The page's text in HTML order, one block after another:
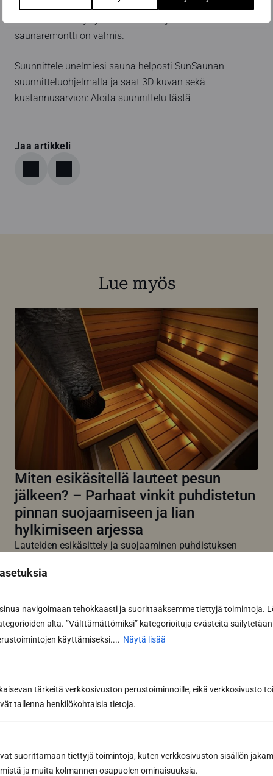
navigoimaan tehokkaasti ja suorittaaksemme tiettyjä toimintoja.
alta. ”Välttämättömiksi” kategorioituja evästeitä säilytetään
käyttämiseksi.... Näytä lisää
tärkeitä verkkosivuston perustoiminnoille, eikä verkkosivusto
tallenna henkilökohtaisia tietoja.
suorittamaan tiettyjä toimintoja, kuten verkkosivuston sisällön
ja muita kolmannen osapuolen ominaisuuksia.
varmistaa, että lopputuloksena on täydellinen paikka
saunaremontti on valmis.
Suunnittele unelmiesi sauna helposti SunSaunan
suunnitteluohjelmalla ja saat 3D-kuvan sekä
kustannusarvion: Aloita suunnittelu tästä
Jaa artikkeli
Lue myös
Miten esikäsitellä lauteet pesun
jälkeen? – Parhaat vinkit puhdistetun
pinnan suojaamiseen ja lian
hylkimiseen arjessa
Lauteiden esikäsittely ja suojaaminen puhdistuksen
varmistamiseksi. Kun saunan...